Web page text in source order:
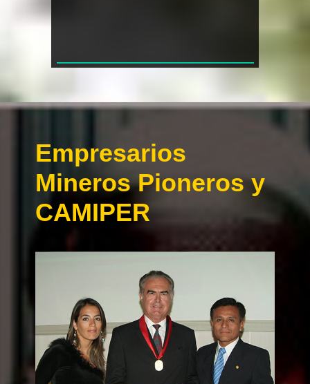
Empresarios
Mineros Pioneros y
CAMIPER